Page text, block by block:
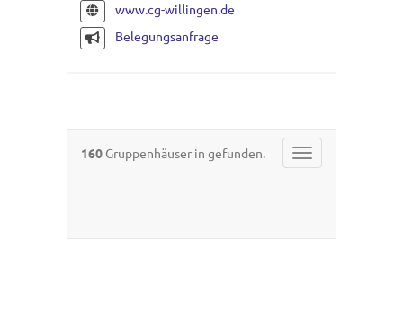
www.cg-willingen.de
Belegungsanfrage
Toggle
navigation
160 Gruppenhäuser in gefunden.